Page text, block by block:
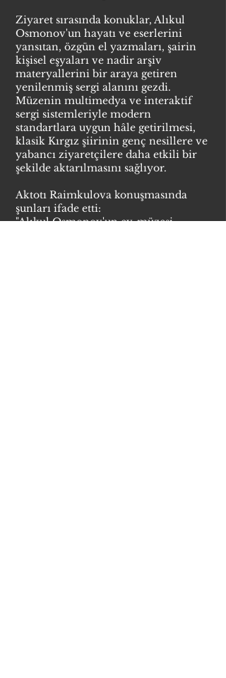
Ziyaret sırasında konuklar, Alıkul
Osmonov'un hayatı ve eserlerini
yansıtan, özgün el yazmaları, şairin
kişisel eşyaları ve nadir arşiv
materyallerini bir araya getiren
yenilenmiş sergi alanını gezdi.
Müzenin multimedya ve interaktif
sergi sistemleriyle modern
standartlara uygun hâle getirilmesi,
klasik Kırgız şiirinin genç nesillere ve
yabancı ziyaretçilere daha etkili bir
şekilde aktarılmasını sağlıyor.
Aktotı Raimkulova konuşmasında
şunları ifade etti:
"Alıkul Osmonov'un ev-müzesi